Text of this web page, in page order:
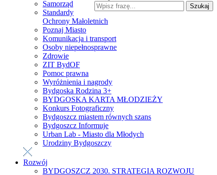
Szukaj
Samorząd
Standardy
Ochrony Małoletnich
Poznaj Miasto
Komunikacja i transport
Osoby niepełnosprawne
Zdrowie
ZIT BydOF
Pomoc prawna
Wyróżnienia i nagrody
Bydgoska Rodzina 3+
BYDGOSKA KARTA MŁODZIEŻY
Konkurs Fotograficzny
Bydgoszcz miastem równych szans
Bydgoszcz Informuje
Urban Lab - Miasto dla Młodych
Urodziny Bydgoszczy
Rozwój
BYDGOSZCZ 2030. STRATEGIA ROZWOJU